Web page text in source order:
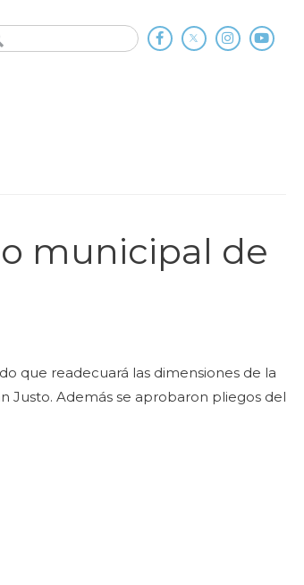
municipal de
que readecuará las dimensiones de la
Justo. Además se aprobaron pliegos del